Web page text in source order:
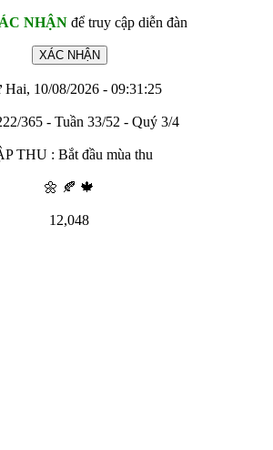
NHẬNđể truy cập diễn đàn
Hai, 10/08/2026 - 09:31:25
365 - Tuần 33/52 - Quý 3/4
THU : Bắt đầu mùa thu
🌼 🍂 🍁
12,048